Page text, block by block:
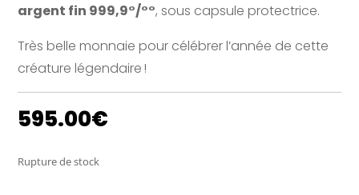
argent fin 999,9°/°°, sous capsule protectrice.
Très belle monnaie pour célébrer l’année de cette
créature légendaire !
595.00€
Rupture de stock